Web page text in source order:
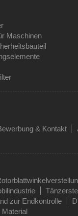
Maschinen
& Kontakt
zur Endkontrolle
Material